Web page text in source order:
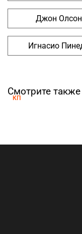
Джон Олсон
Игнасио
Смотрите также
КП